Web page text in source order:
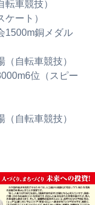
車競技）
ート）
1500m銅メダル
自転車競技）
位（スピー
自転車競技）